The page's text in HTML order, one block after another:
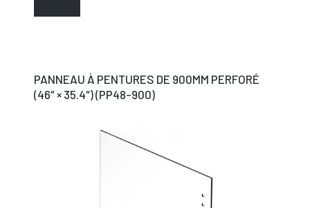
PANNEAU À PENTURES DE 900MM PERFORÉ
(46″ × 35.4″) (PP48-900)